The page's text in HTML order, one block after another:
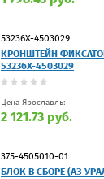
53236Х-4503029
КРОНШТЕЙН
53236Х-4503029
Цена Ярославль:
2 121.73 руб.
375-4505010-01
БЛОК В СБОРЕ (АЗ